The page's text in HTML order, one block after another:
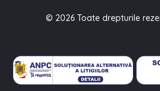
© 2026 Toate drepturile